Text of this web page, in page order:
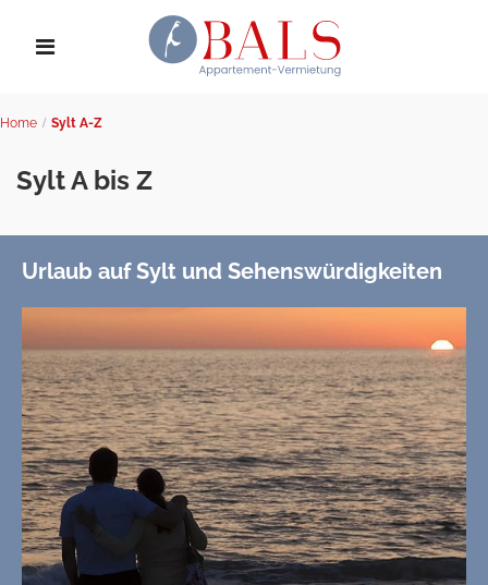
Home Sylt A-Z
Sylt A bis Z
Urlaub auf Sylt und Sehenswürdigkeiten